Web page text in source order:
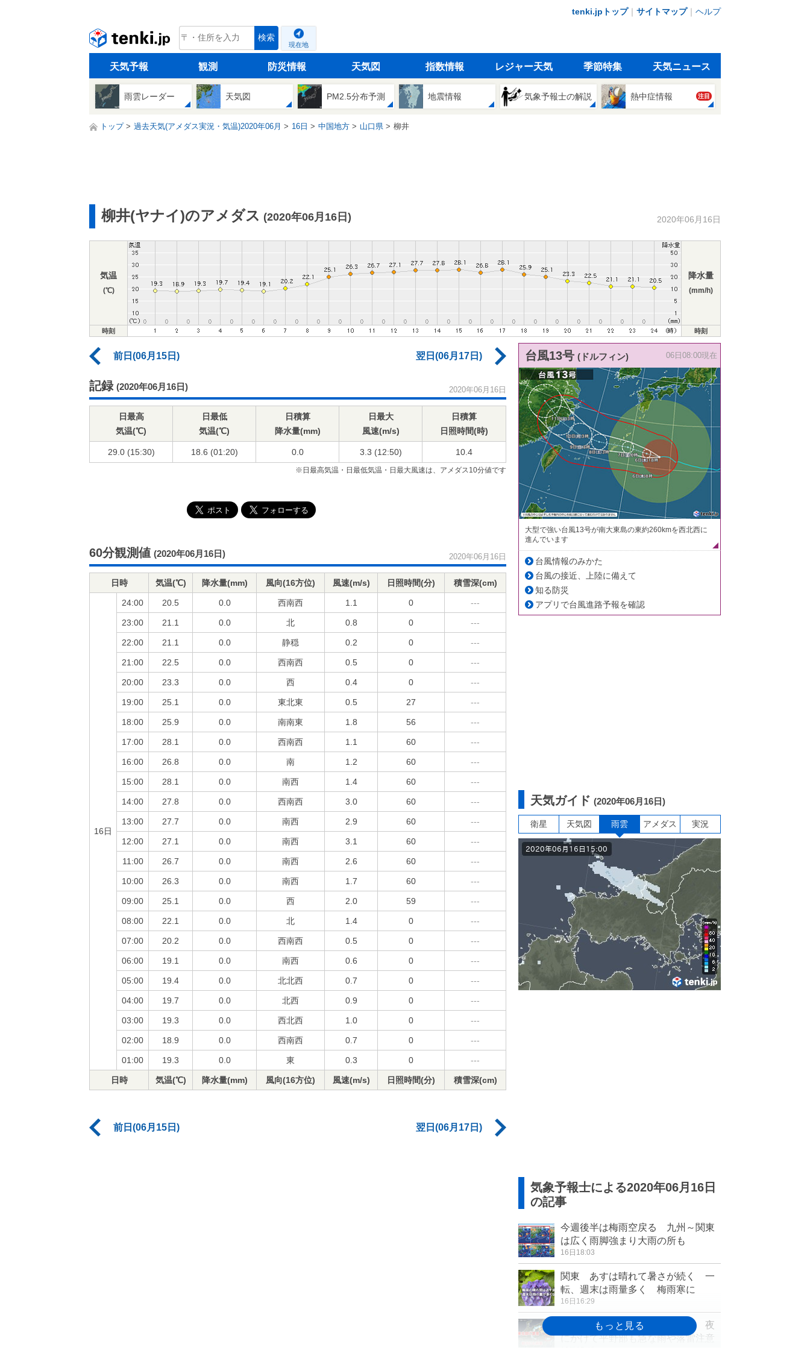
tenki.jpトップ｜ サイトマップ｜ ヘルプ
tenki.jp 検索
現在地
天気予報 観測 防災情報 天気図 指数情報 レジャー天気 季節特集 天気ニュース
雨雲レーダー 天気図 PM2.5分布予測 地震情報 気象予報士の解説 熱中症情報 注目
トップ 過去天気(アメダス実況・気温)2020年06月 16日 中国地方 山口県 柳井
柳井(ヤナイ)のアメダス (2020年06月16日) 2020年06月16日
気温
(℃)
降水量
(mm/h)
時刻 時刻
前日(06月15日) 翌日(06月17日)
記録 (2020年06月16日) 2020年06月16日
日最高
気温(℃)
日最低
気温(℃)
日積算
降水量(mm)
日最大
風速(m/s)
日積算
日照時間(時)
29.0 (15:30) 18.6 (01:20) 0.0 3.3 (12:50) 10.4
※日最高気温・日最低気温・日最大風速は、アメダス10分値です
60分観測値 (2020年06月16日) 2020年06月16日
日時 気温(℃) 降水量(mm) 風向(16方位) 風速(m/s) 日照時間(分) 積雪深(cm)
16日
24:00 20.5 0.0 西南西 1.1 0 ---
23:00 21.1 0.0 北 0.8 0 ---
22:00 21.1 0.0 静穏 0.2 0 ---
21:00 22.5 0.0 西南西 0.5 0 ---
20:00 23.3 0.0 西 0.4 0 ---
19:00 25.1 0.0 東北東 0.5 27 ---
18:00 25.9 0.0 南南東 1.8 56 ---
17:00 28.1 0.0 西南西 1.1 60 ---
16:00 26.8 0.0 南 1.2 60 ---
15:00 28.1 0.0 南西 1.4 60 ---
14:00 27.8 0.0 西南西 3.0 60 ---
13:00 27.7 0.0 南西 2.9 60 ---
12:00 27.1 0.0 南西 3.1 60 ---
11:00 26.7 0.0 南西 2.6 60 ---
10:00 26.3 0.0 南西 1.7 60 ---
09:00 25.1 0.0 西 2.0 59 ---
08:00 22.1 0.0 北 1.4 0 ---
07:00 20.2 0.0 西南西 0.5 0 ---
06:00 19.1 0.0 南西 0.6 0 ---
05:00 19.4 0.0 北北西 0.7 0 ---
04:00 19.7 0.0 北西 0.9 0 ---
03:00 19.3 0.0 西北西 1.0 0 ---
02:00 18.9 0.0 西南西 0.7 0 ---
01:00 19.3 0.0 東 0.3 0 ---
日時 気温(℃) 降水量(mm) 風向(16方位) 風速(m/s) 日照時間(分) 積雪深(cm)
前日(06月15日) 翌日(06月17日)
台風13号 (ドルフィン) 06日08:00現在
大型で強い台風13号が南大東島の東約260kmを西北西に
進んでいます
台風情報のみかた
台風の接近、上陸に備えて
知る防災
アプリで台風進路予報を確認
天気ガイド (2020年06月16日)
衛星 天気図 雨雲 アメダス 実況
気象予報士による2020年06月16日
の記事
今週後半は梅雨空戻る 九州～関東
は広く雨脚強まり大雨の所も
16日18:03
関東 あすは晴れて暑さが続く 一
転、週末は雨量多く 梅雨寒に
16日16:29
関東北部に雷雲 都内にも雨雲 夜
にかけて平野部も急な雨や落雷注意